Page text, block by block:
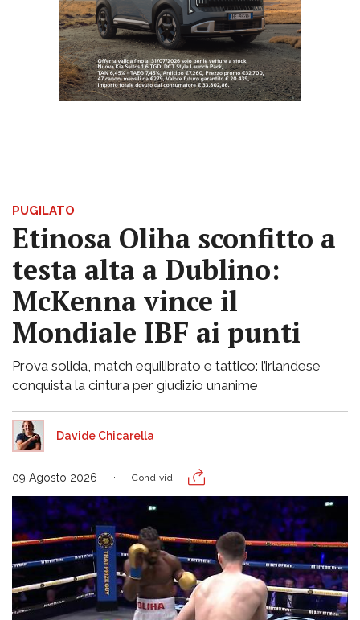
PUGILATO
Etinosa Oliha sconfitto a
testa alta a Dublino:
McKenna vince il
Mondiale IBF ai punti
Prova solida, match equilibrato e tattico: l’irlandese
conquista la cintura per giudizio unanime
Davide Chicarella
09 Agosto 2026 Condividi